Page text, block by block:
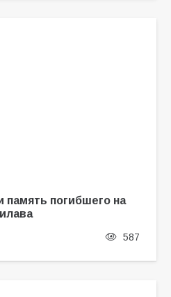
память погибшего на
587